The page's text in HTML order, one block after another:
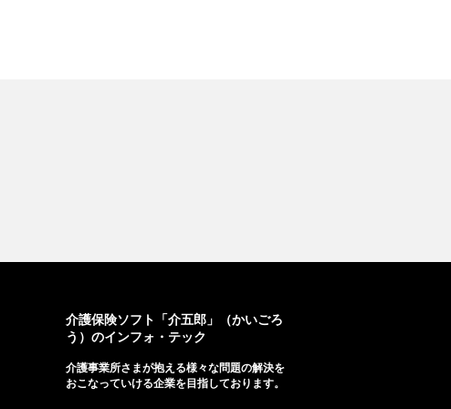
介護保険ソフト「介五郎」（かいごろ
う）のインフォ・テック
介護事業所さまが抱える様々な問題の解決を
おこなっていける企業を目指しております。